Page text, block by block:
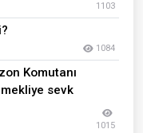
1103
1084
Komutanı
sevk
1015